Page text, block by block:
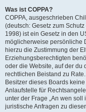
Was ist COPPA?
COPPA, ausgeschrieben
(deutsch: Gesetz zum
1998) ist ein Gesetz in den
möglicherweise persönliche
hierzu die Zustimmung der
Erziehungsberechtigten
oder die Website, auf der du
rechtlichen Beistand zu
Besitzer dieses Boards
Anlaufstelle für
unter der Frage „An wen
juristische Anfragen zu